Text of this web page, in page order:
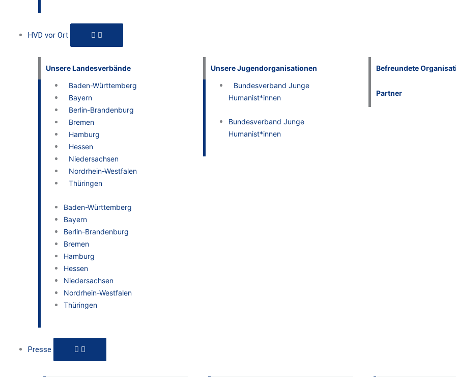
HVD vor Ort
Unsere Landesverbände
Baden-Württemberg
Bayern
Berlin-Brandenburg
Bremen
Hamburg
Hessen
Niedersachsen
Nordrhein-Westfalen
Thüringen
Baden-Württemberg
Bayern
Berlin-Brandenburg
Bremen
Hamburg
Hessen
Niedersachsen
Nordrhein-Westfalen
Thüringen
Unsere Jugendorganisationen
Bundesverband Junge
Humanist*innen
Bundesverband Junge
Humanist*innen
Befreundete
Partner
Presse